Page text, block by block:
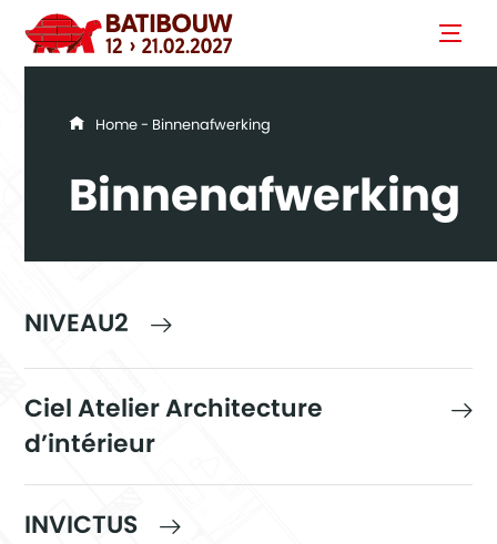
You are here
Home- Binnenafwerking
Binnenafwerking
NIVEAU2
Ciel Atelier Architecture
d’intérieur
INVICTUS